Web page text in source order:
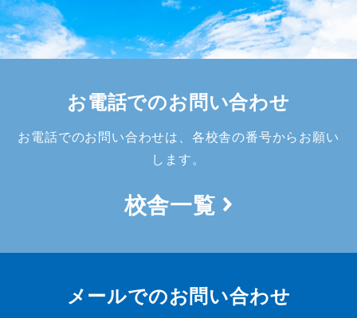
お電話でのお問い合わせ
お電話でのお問い合わせは、各校舎の番号からお願い
します。
校舎一覧
メールでのお問い合わせ